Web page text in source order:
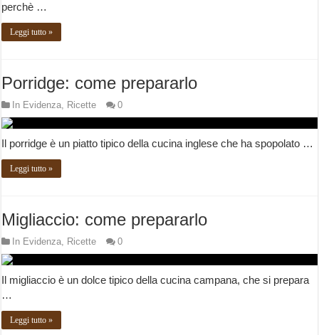
perchè …
Leggi tutto »
Porridge: come prepararlo
In Evidenza, Ricette 0
Il porridge è un piatto tipico della cucina inglese che ha spopolato …
Leggi tutto »
Migliaccio: come prepararlo
In Evidenza, Ricette 0
Il migliaccio è un dolce tipico della cucina campana, che si prepara
…
Leggi tutto »